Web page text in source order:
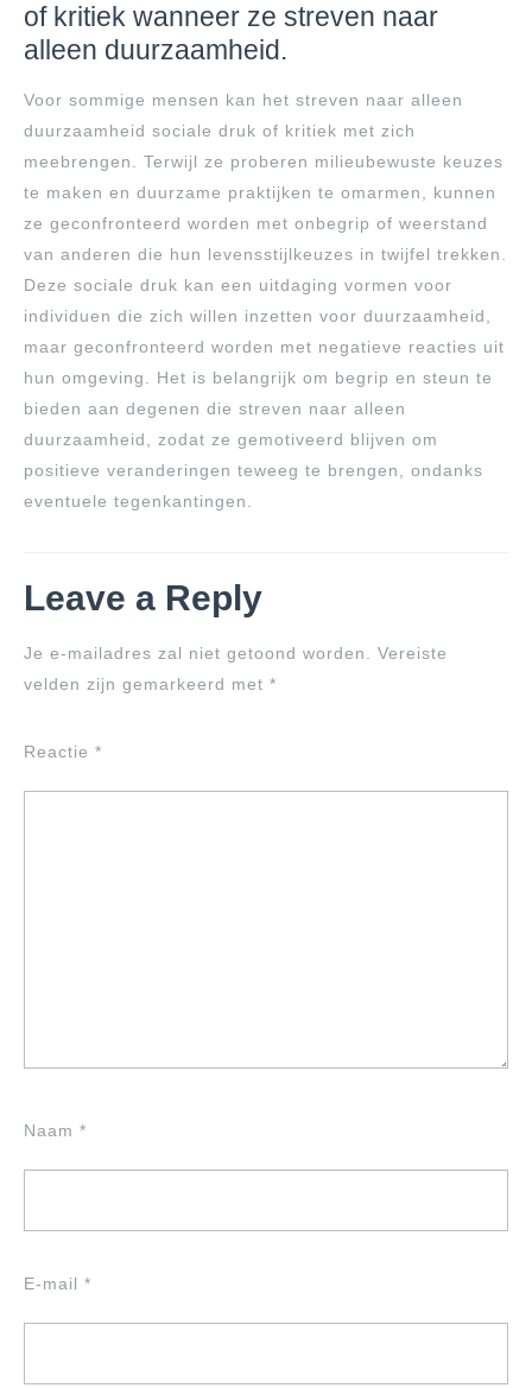
of kritiek wanneer ze streven naar
alleen duurzaamheid.
Voor sommige mensen kan het streven naar alleen
duurzaamheid sociale druk of kritiek met zich
meebrengen. Terwijl ze proberen milieubewuste keuzes
te maken en duurzame praktijken te omarmen, kunnen
ze geconfronteerd worden met onbegrip of weerstand
van anderen die hun levensstijlkeuzes in twijfel trekken.
Deze sociale druk kan een uitdaging vormen voor
individuen die zich willen inzetten voor duurzaamheid,
maar geconfronteerd worden met negatieve reacties uit
hun omgeving. Het is belangrijk om begrip en steun te
bieden aan degenen die streven naar alleen
duurzaamheid, zodat ze gemotiveerd blijven om
positieve veranderingen teweeg te brengen, ondanks
eventuele tegenkantingen.
Leave a Reply
Je e-mailadres zal niet getoond worden.
Vereiste
velden zijn gemarkeerd met *
Reactie *
Naam *
E-mail *